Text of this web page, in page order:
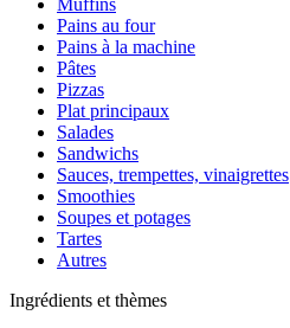
Pains au four
Pains à la machine
Pâtes
Pizzas
Plat principaux
Salades
Sandwichs
Sauces, trempettes, vinaigrettes
Smoothies
Soupes et potages
Tartes
Autres
Ingrédients et thèmes